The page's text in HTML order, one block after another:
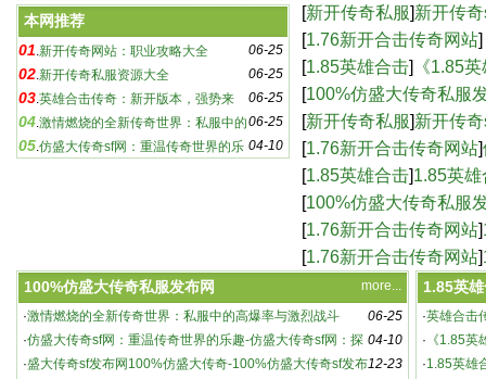
新开传奇网站：职业攻略大全
新开传奇私服资源大全
本网推荐
06-25
01.新开传奇网站：职业攻略大全
06-25
02.新开传奇私服资源大全
06-25
03.英雄合击传奇：新开版本，强势来
袭！
06-25
04.激情燃烧的全新传奇世界：私服中的
高爆率与激烈战斗
04-10
05.仿盛大传奇sf网：重温传奇世界的乐
界的乐趣-仿盛大传奇sf
[新开传奇私服]新开传
奇sf：游戏玩家必知的
[1.76新开合击传奇网站]
合击版本，传奇再续-
[1.85英雄合击] 《1.85
新篇章-《1.85英雄合
[100%仿盛大传奇私服
传奇-100%仿盛大传奇
[新开传奇私服]新开传
sf下载,新开传奇sf
[1.76新开合击传奇网站]
网站，重温热血传奇
[1.85英雄合击]1.85英
[100%仿盛大传奇私服
仿盛大经典再现
[1.76新开合击传奇网站]
奇游戏-1.76新开合击
[1.76新开合击传奇网站]
_新开180传奇网站
more...
100%仿盛大传奇私服发布网
06-25
·激情燃烧的全新传奇世界：私服中的高爆率与激烈战斗
04-10
·仿盛大传奇sf网：重温传奇世界的乐趣-仿盛大传奇sf网：探
索未知的游戏世界
12-23
·盛大传奇sf发布网100%仿盛大传奇-100%仿盛大传奇sf发布
1.85英
·英雄合击
· 《1.85
5英雄合击
·1.85英雄